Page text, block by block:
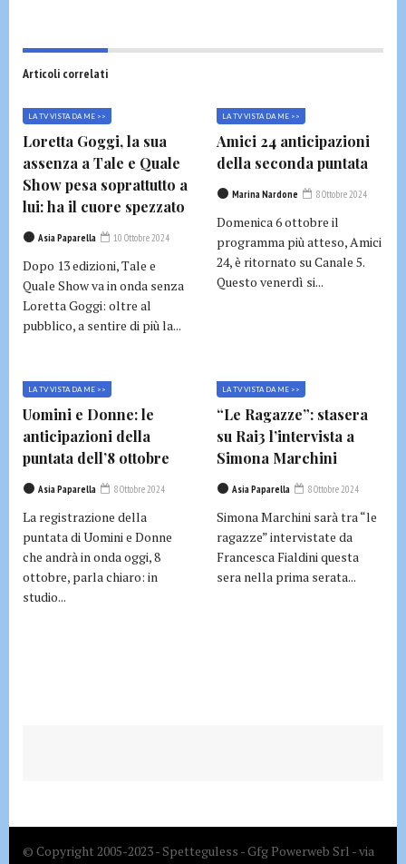
Articoli correlati
LA TV VISTA DA ME >>
Loretta Goggi, la sua
assenza a Tale e Quale
Show pesa soprattutto a
lui: ha il cuore spezzato
Asia Paparella 10 Ottobre 2024
Dopo 13 edizioni, Tale e
Quale Show va in onda senza
Loretta Goggi: oltre al
pubblico, a sentire di più la...
LA TV VISTA DA ME >>
Amici 24 anticipazioni
della seconda puntata
Marina Nardone 8 Ottobre 2024
Domenica 6 ottobre il
programma più atteso, Amici
24, è ritornato su Canale 5.
Questo venerdì si...
LA TV VISTA DA ME >>
Uomini e Donne: le
anticipazioni della
puntata dell’8 ottobre
Asia Paparella 8 Ottobre 2024
La registrazione della
puntata di Uomini e Donne
che andrà in onda oggi, 8
ottobre, parla chiaro: in
studio...
LA TV VISTA DA ME >>
“Le Ragazze”: stasera
su Rai3 l’intervista a
Simona Marchini
Asia Paparella 8 Ottobre 2024
Simona Marchini sarà tra “le
ragazze” intervistate da
Francesca Fialdini questa
sera nella prima serata...
© Copyright 2005-2023 - Spetteguless - Gfg Powerweb Srl - via